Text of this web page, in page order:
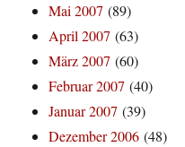
Mai 2007 (89)
April 2007 (63)
März 2007 (60)
Februar 2007 (40)
Januar 2007 (39)
Dezember 2006 (48)